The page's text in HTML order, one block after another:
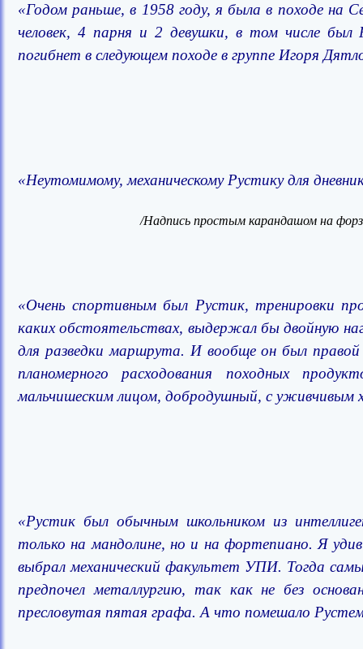
«Годом раньше, в 1958 году, я была в походе
человек, 4 парня и 2 девушки, в том числе
погибнет в следующем походе в группе Игоря
«Неутомимому, механическому Рустику для
/Надпись простым карандашом на
«Очень спортивным был Рустик, тренировки
каких обстоятельствах, выдержал бы двойную
для разведки маршрута. И вообще он был
планомерного расходования походных
мальчишеским лицом, добродушный, с уживчивым
«Рустик был обычным школьником из
только на мандолине, но и на фортепиано. Я
выбрал механический факультет УПИ. Тогда
предпочел металлургию, так как не без
пресловутая пятая графа. А что помешало